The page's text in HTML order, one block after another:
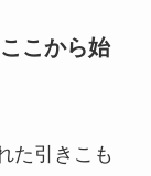
こから始
た引きこも